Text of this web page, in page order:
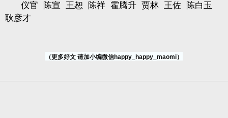
仪官 陈宣 王恕 陈祥 霍腾升 贾林 王佐
陈白玉
耿彦才
（更多好文 请加小编微信happy_happy_maomi）